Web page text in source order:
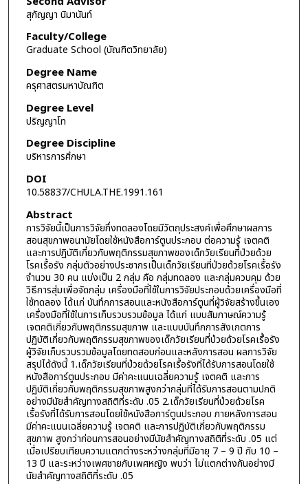
สุกัญญา นิมานันท์
Faculty/College
Graduate School (บัณฑิตวิทยาลัย)
Degree Name
ครุศาสตรมหาบัณฑิต
Degree Level
ปริญญาโท
Degree Discipline
บริหารการศึกษา
DOI
10.58837/CHULA.THE.1991.161
Abstract
การวิจัยนี้เป็นการวิจัยกึ่งทดลองโดยมีวัตถุประสงค์เพื่อศึกษาผลการ
สอนสุขภาพอนามัยโดยใช้หนังสือการ์ตูนประกอบ ต่อความรู้ เจตคติ
และการปฏิบัติเกี่ยวกับพฤติกรรมสุขภาพของเด็กวัยเรียนที่ป่วยด้วย
โรคเรื้อรัง กลุ่มตัวอย่างประชากรเป็นเด็กวัยเรียนที่ป่วยด้วยโรคเรื้อรัง
จำนวน 30 คน แบ่งเป็น 2 กลุ่ม คือ กลุ่มทดลอง และกลุ่มควบคุม ด้วย
วิธีการสุ่มเพื่อจัดกลุ่ม เครื่องมือที่ใช้ในการวิจัยประกอบด้วยเครื่องมือที่
ใช้ทดลอง ได้แก่ บันทึกการสอนและหนังสือการ์ตูนที่ผู้วิจัยสร้างขึ้นเอง
เครื่องมือที่ใช้ในการเก็บรวบรวมข้อมูล ได้แก่ แบบสัมภาษณ์ความรู้
เจตคติเกี่ยวกับพฤติกรรมสุขภาพ และแบบบันทึกการสังเกตการ
ปฏิบัติเกี่ยวกับพฤติกรรมสุขภาพของเด็กวัยเรียนที่ป่วยด้วยโรคเรื้อรัง
ผู้วิจัยเก็บรวบรวมข้อมูลโดยทดสอบก่อนและหลังการสอน ผลการวิจัย
สรุปได้ดังนี้ 1.เด็กวัยเรียนที่ป่วยด้วยโรคเรื้อรังที่ได้รับการสอนโดยใช้
หนังสือการ์ตูนประกอบ มีค่าคะแนนเฉลี่ยความรู้ เจตคติ และการ
ปฏิบัติเกี่ยวกับพฤติกรรมสุขภาพสูงกว่ากลุ่มที่ได้รับการสอนตามปกติ
อย่างมีนัยสำคัญทางสถิติที่ระดับ .05 2.เด็กวัยเรียนที่ป่วยด้วยโรค
เรื้อรังที่ได้รับการสอนโดยใช้หนังสือการ์ตูนประกอบ ภายหลังการสอน
มีค่าคะแนนเฉลี่ยความรู้ เจตคติ และการปฏิบัติเกี่ยวกับพฤติกรรม
สุขภาพ สูงกว่าก่อนการสอนอย่างมีนัยสำคัญทางสถิติที่ระดับ .05 แต่
เมื่อเปรียบเทียบความแตกต่างระหว่างกลุ่มที่มีอายุ 7 – 9 ปี กับ 10 –
13 ปี และระหว่างเพศชายกับเพศหญิง พบว่า ไม่แตกต่างกันอย่างมี
นัยสำคัญทางสถิติที่ระดับ .05